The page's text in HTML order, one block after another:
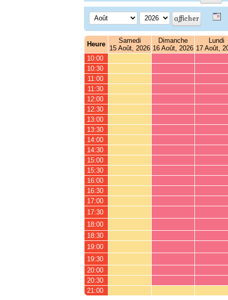
Heure
Samedi
15 Août, 2026
Dimanche
16 Août, 2026
Lundi
17 Août,
10:00
10:30
11:00
11:30
12:00
12:30
13:00
13:30
14:00
14:30
15:00
15:30
16:00
16:30
17:00
17:30
18:00
18:30
19:00
19:30
20:00
20:30
21:00